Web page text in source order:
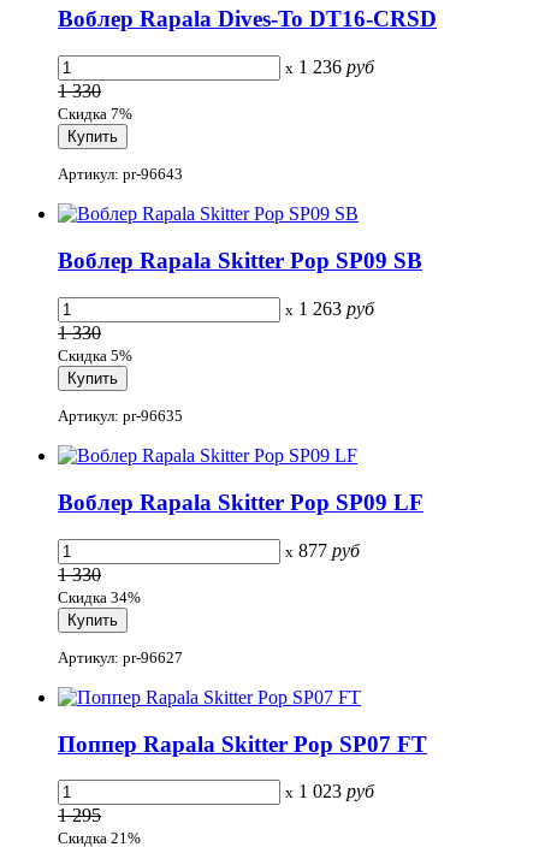
Воблер Rapala Dives-To DT16-CRSD
x 1 236 руб
1 330
Скидка 7%
Артикул: pr-96643
Воблер Rapala Skitter Pop SP09 SB
x 1 263 руб
1 330
Скидка 5%
Артикул: pr-96635
Воблер Rapala Skitter Pop SP09 LF
x 877 руб
1 330
Скидка 34%
Артикул: pr-96627
Поппер Rapala Skitter Pop SP07 FT
x 1 023 руб
1 295
Скидка 21%